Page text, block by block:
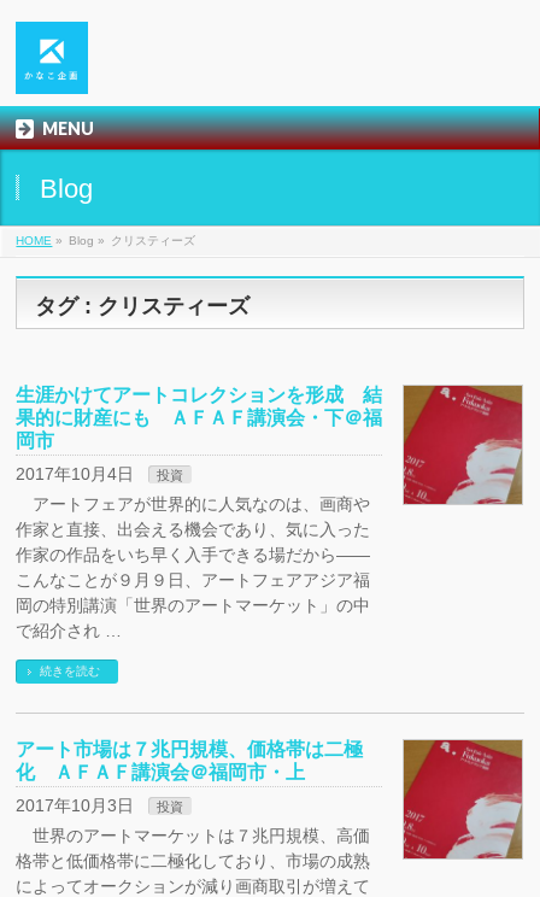
MENU
Blog
HOME » Blog » クリスティーズ
タグ : クリスティーズ
生涯かけてアートコレクションを形成 結
果的に財産にも ＡＦＡＦ講演会・下＠福
岡市
2017年10月4日 投資
アートフェアが世界的に人気なのは、画商や
作家と直接、出会える機会であり、気に入った
作家の作品をいち早く入手できる場だから――
こんなことが９月９日、アートフェアアジア福
岡の特別講演「世界のアートマーケット」の中
で紹介され …
続きを読む
アート市場は７兆円規模、価格帯は二極
化 ＡＦＡＦ講演会＠福岡市・上
2017年10月3日 投資
世界のアートマーケットは７兆円規模、高価
格帯と低価格帯に二極化しており、市場の成熟
によってオークションが減り画商取引が増えて